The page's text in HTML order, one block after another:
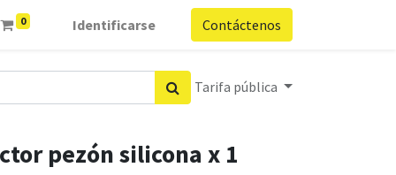
0 Identificarse Contáctenos
Tarifa pública
pezón silicona x 1